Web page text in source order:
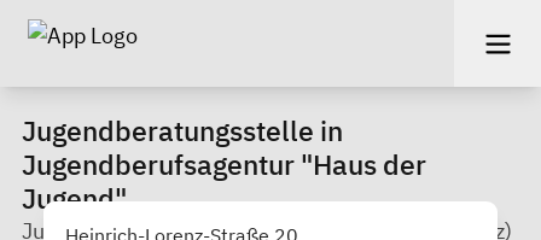
Jugendberatungsstelle in
Jugendberufsagentur "Haus der
Jugend"
Jugendberufshilfe Chemnitz gGmbH (Altchemnitz)
Heinrich-Lorenz-Straße 20